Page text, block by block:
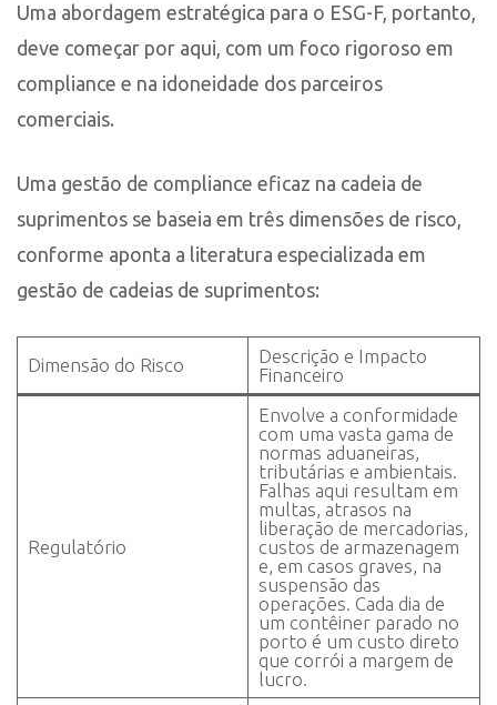
Uma abordagem estratégica para o ESG-F, portanto,
deve começar por aqui, com um foco rigoroso em
compliance e na idoneidade dos parceiros
comerciais.
Uma gestão de compliance eficaz na cadeia de
suprimentos se baseia em três dimensões de risco,
conforme aponta a literatura especializada em
gestão de cadeias de suprimentos:
Dimensão do Risco
Descrição e Impacto
Financeiro
Regulatório
Envolve a conformidade
com uma vasta gama de
normas aduaneiras,
tributárias e ambientais.
Falhas aqui resultam em
multas, atrasos na
liberação de mercadorias,
custos de armazenagem
e, em casos graves, na
suspensão das
operações. Cada dia de
um contêiner parado no
porto é um custo direto
que corrói a margem de
lucro.